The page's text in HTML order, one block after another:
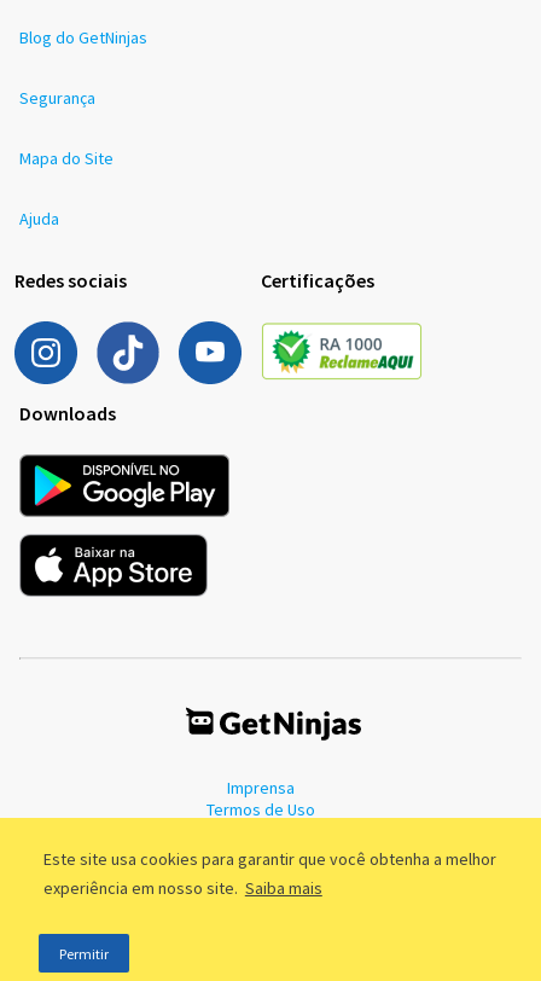
Este site usa cookies para garantir que você obtenha a melhor
experiência em nosso site. Saiba mais
Permitir
Blog do GetNinjas
Segurança
Mapa do Site
Ajuda
Redes sociais Certificações
Downloads
Imprensa
Termos de Uso
©2011 - 2026, GetNinjas LTDA. CNPJ 55.744.877/0001-89 - Rua Dr.
Fernandes Coelho, 85 - 3º andar - São Paulo/SP - Brasil